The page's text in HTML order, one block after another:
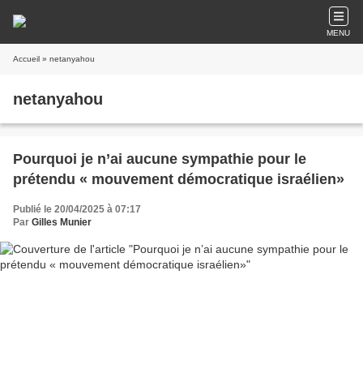
MENU
Accueil » netanyahou
netanyahou
Pourquoi je n’ai aucune sympathie pour le
prétendu « mouvement démocratique israélien»
Publié le 20/04/2025 à 07:17
Par Gilles Munier